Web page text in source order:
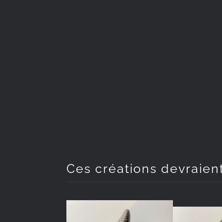
Ces créations